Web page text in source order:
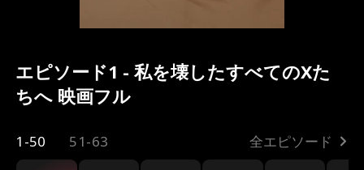
エピソード1 - 私を壊したすべてのXた
ちへ 映画フル
1-50 51-63 全エピソード